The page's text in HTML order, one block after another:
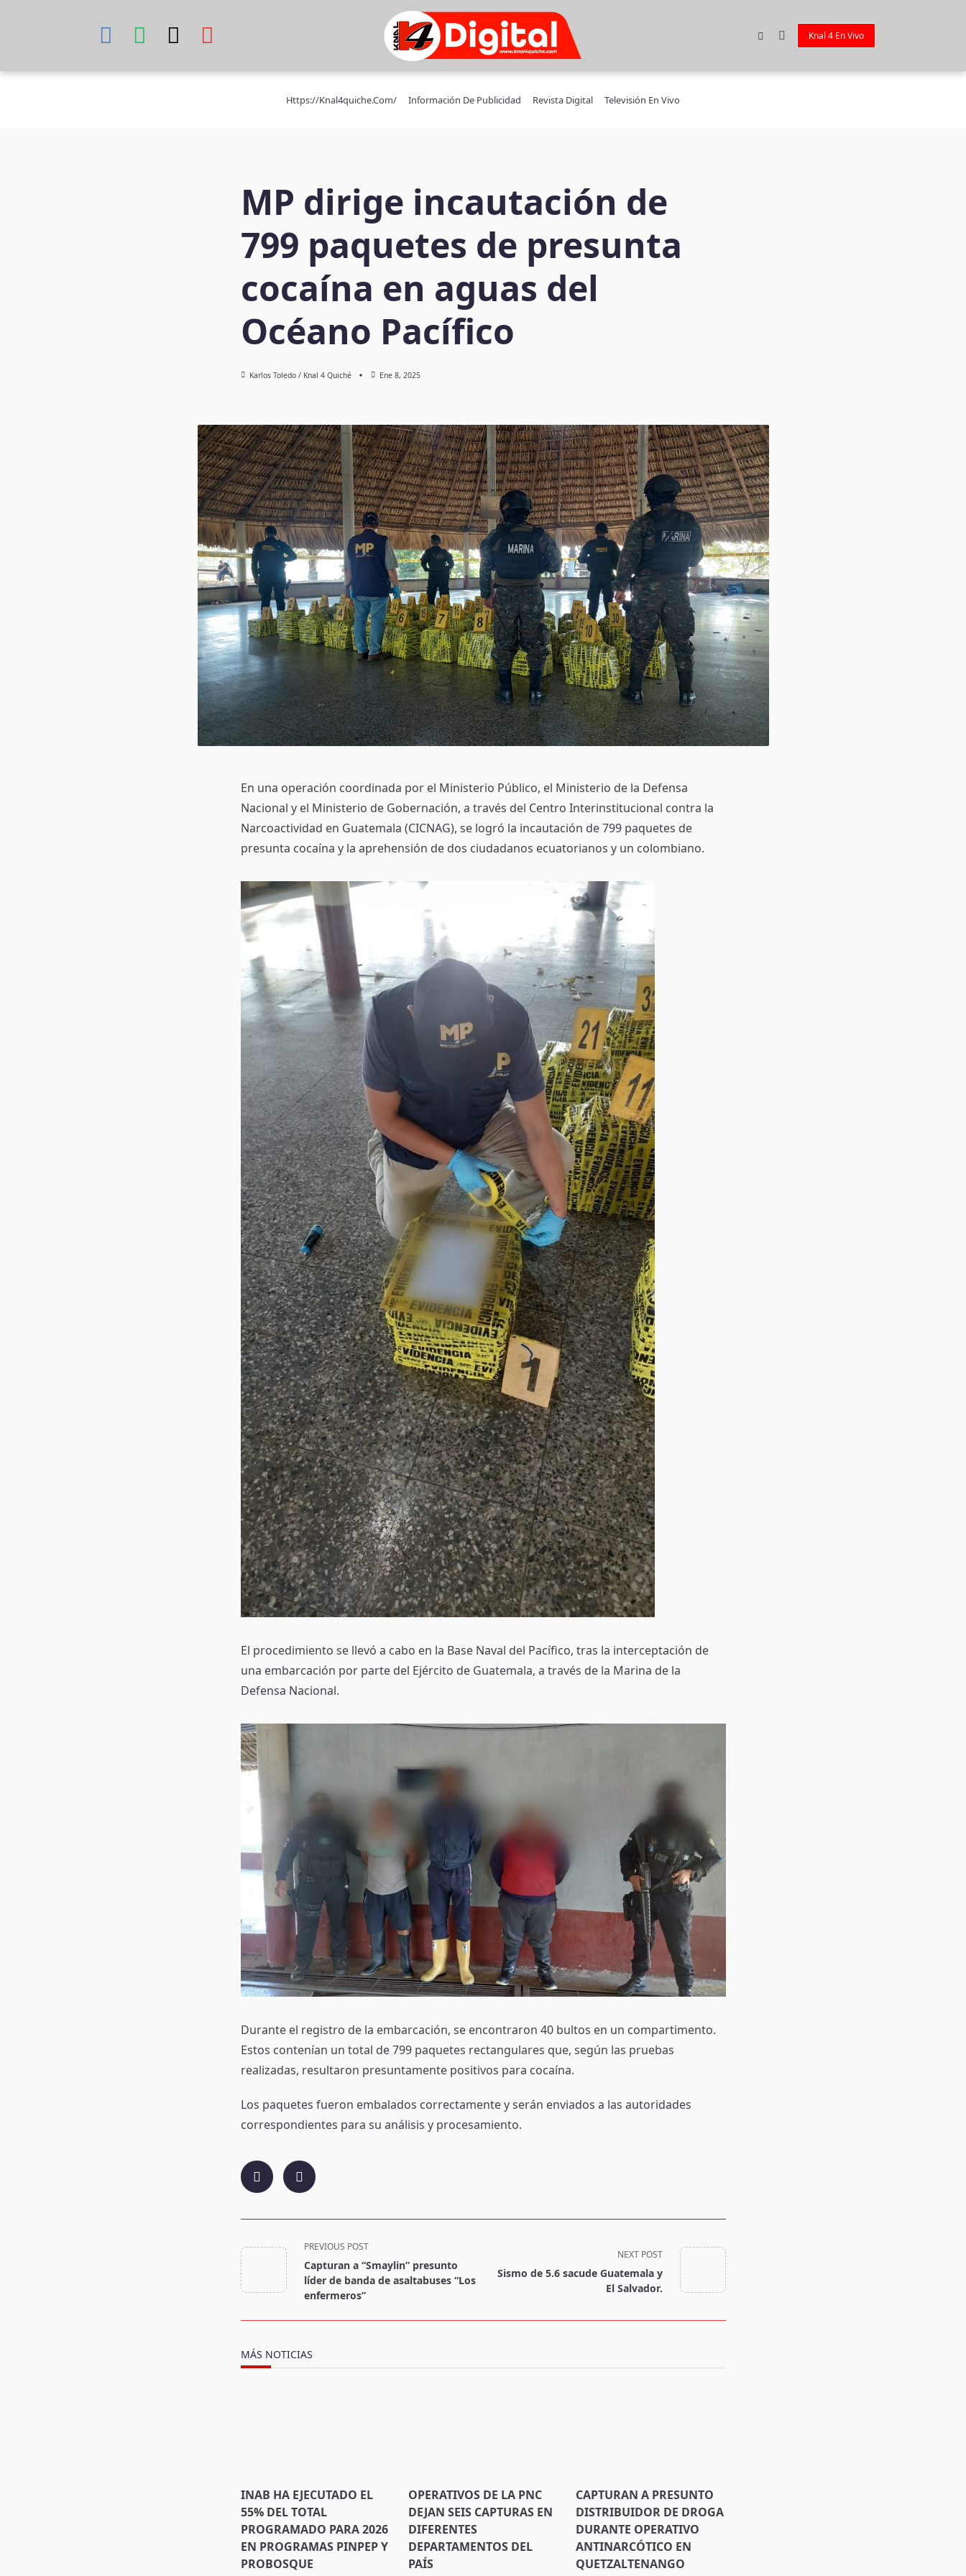
Knal 4 En Vivo
Https://knal4quiche.com/ Información De Publicidad Revista Digital Televisión En Vivo
MP dirige incautación de
799 paquetes de presunta
cocaína en aguas del
Océano Pacífico
Karlos Toledo / Knal 4 Quiché Ene 8, 2025
En una operación coordinada por el Ministerio Público, el Ministerio de la Defensa
Nacional y el Ministerio de Gobernación, a través del Centro Interinstitucional contra la
Narcoactividad en Guatemala (CICNAG), se logró la incautación de 799 paquetes de
presunta cocaína y la aprehensión de dos ciudadanos ecuatorianos y un colombiano.
El procedimiento se llevó a cabo en la Base Naval del Pacífico, tras la interceptación de
una embarcación por parte del Ejército de Guatemala, a través de la Marina de la
Defensa Nacional.
Durante el registro de la embarcación, se encontraron 40 bultos en un compartimento.
Estos contenían un total de 799 paquetes rectangulares que, según las pruebas
realizadas, resultaron presuntamente positivos para cocaína.
Los paquetes fueron embalados correctamente y serán enviados a las autoridades
correspondientes para su análisis y procesamiento.
<span
class="nav-
subtitle
screen-
PREVIOUS POST
Capturan a “Smaylin” presunto
líder de banda de asaltabuses “Los
enfermeros”
NEXT POST
Sismo de 5.6 sacude Guatemala y
El Salvador.
MÁS NOTICIAS
INAB HA EJECUTADO EL
55% DEL TOTAL
PROGRAMADO PARA 2026
EN PROGRAMAS PINPEP Y
PROBOSQUE
OPERATIVOS DE LA PNC
DEJAN SEIS CAPTURAS EN
DIFERENTES
DEPARTAMENTOS DEL
PAÍS
CAPTURAN A PRESUNTO
DISTRIBUIDOR DE DROGA
DURANTE OPERATIVO
ANTINARCÓTICO EN
QUETZALTENANGO